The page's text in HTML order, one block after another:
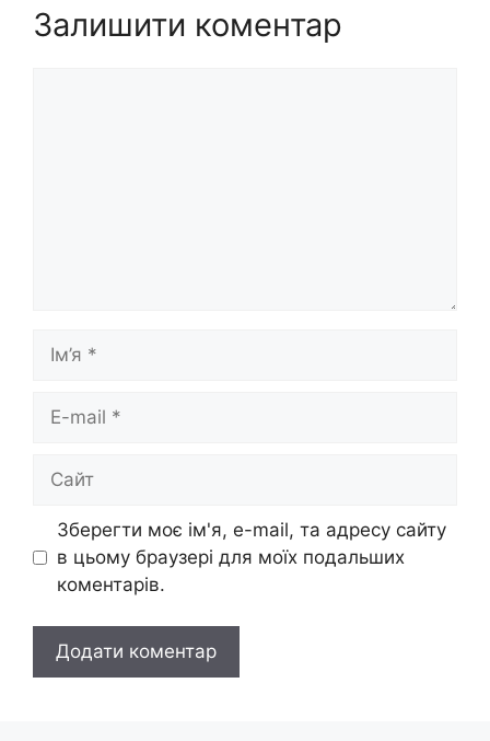
Залишити коментар
mail
Зберегти моє ім'я, e-mail, та адресу сайту
в цьому браузері для моїх подальших
коментарів.